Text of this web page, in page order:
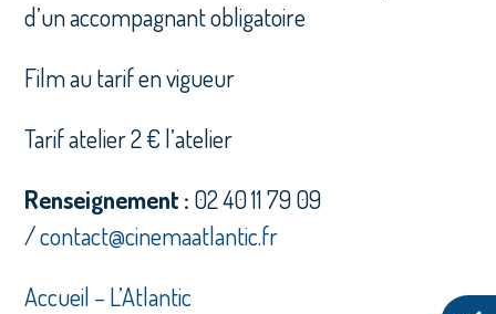
d’un accompagnant obligatoire
Film au tarif en vigueur
Tarif atelier 2 € l’atelier
Renseignement : 02 40 11 79 09
/contact@cinemaatlantic.fr
Accueil – L’Atlantic